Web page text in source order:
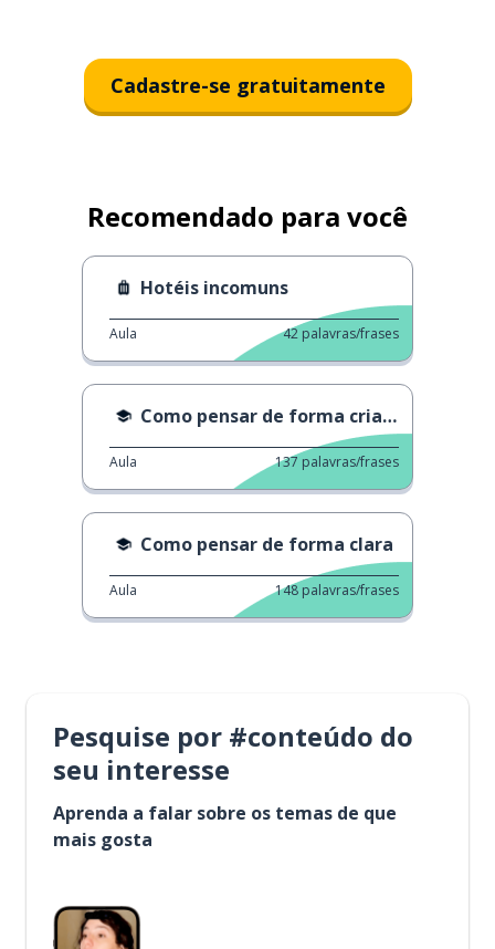
Cadastre-se gratuitamente
Recomendado para você
Hotéis incomuns
Aula 42 palavras/frases
Como pensar de forma criativa
Aula 137 palavras/frases
Como pensar de forma clara
Aula 148 palavras/frases
Pesquise por #conteúdo do
seu interesse
Aprenda a falar sobre os temas de que
mais gosta